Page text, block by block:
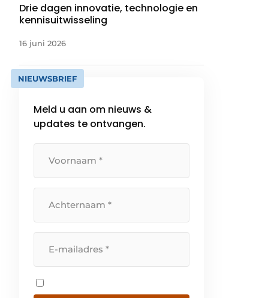
Drie dagen innovatie, technologie en
kennisuitwisseling
16 juni 2026
NIEUWSBRIEF
Meld u aan om nieuws &
updates te ontvangen.